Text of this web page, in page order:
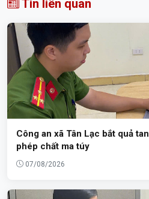
Tin liên quan
Công an xã Tân Lạc bắt quả
phép chất ma túy
07/08/2026